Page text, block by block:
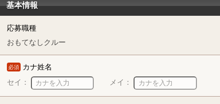
基本情報
応募職種
おもてなしクルー
必須 カナ姓名
セイ：
メイ：